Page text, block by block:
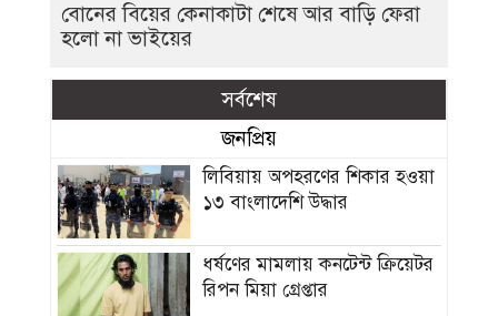
বোনের বিয়ের কেনাকাটা শেষে আর বাড়ি ফেরা
হলো না ভাইয়ের
সর্বশেষ
জনপ্রিয়
লিবিয়ায় অপহরণের শিকার হওয়া
১৩ বাংলাদেশি উদ্ধার
ধর্ষণের মামলায় কনটেন্ট ক্রিয়েটর
রিপন মিয়া গ্রেপ্তার